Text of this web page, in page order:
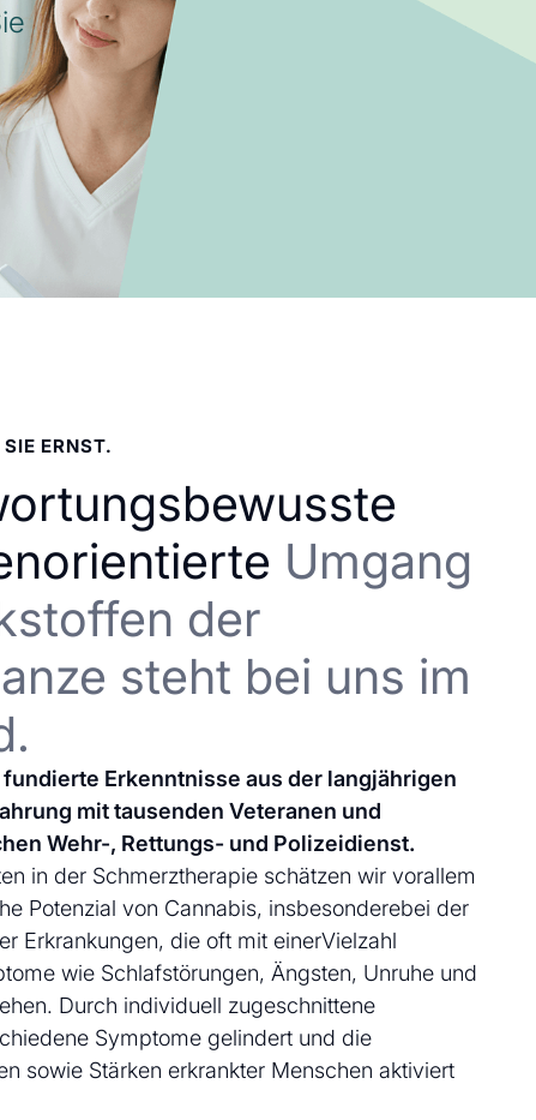
ERNST.
Umgang
der
steht bei uns im
Erkenntnisse aus der langjährigen
mit tausenden Veteranen und
Wehr-, Rettungs- und Polizeidienst.
in der Schmerztherapie schätzen wir vorallem
Potenzial von Cannabis, insbesonderebei der
Erkrankungen, die oft mit einerVielzahl
wie Schlafstörungen, Ängsten, Unruhe und
Durch individuell zugeschnittene
Symptome gelindert und die
sowie Stärken erkrankter Menschen aktiviert